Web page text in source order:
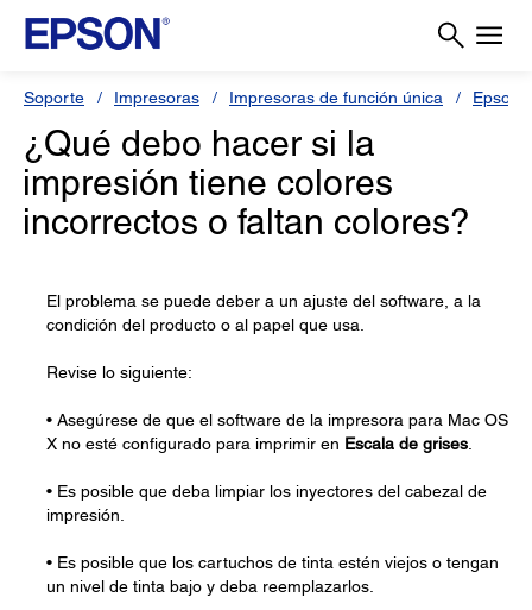
Soporte Impresoras Impresoras de función única Epson
¿Qué debo hacer si la
impresión tiene colores
incorrectos o faltan colores?
El problema se puede deber a un ajuste del software, a la
condición del producto o al papel que usa.
Revise lo siguiente:
• Asegúrese de que el software de la impresora para Mac OS
X no esté configurado para imprimir en Escala de grises
• Es posible que deba limpiar los inyectores del cabezal de
impresión.
• Es posible que los cartuchos de tinta estén viejos o tengan
un nivel de tinta bajo y deba reemplazarlos.